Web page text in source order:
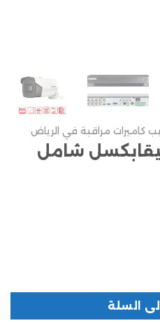
كاميرات مراقبة في الرياض
6 كاميرات 5 ميقابكسل شامل
السلة